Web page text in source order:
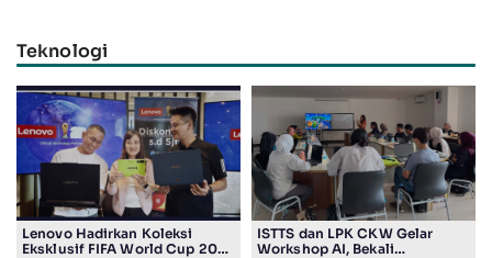
Teknologi
Lenovo Hadirkan Koleksi
Eksklusif FIFA World Cup 2026
ISTTS dan LPK CKW Gelar
Workshop AI, Bekali